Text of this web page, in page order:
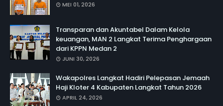
MEI 01, 2026
Transparan dan Akuntabel Dalam Kelola
keuangan, MAN 2 Langkat Terima Penghargaan
dari KPPN Medan 2
JUNI 30, 2026
Wakapolres Langkat Hadiri Pelepasan Jemaah
Haji Kloter 4 Kabupaten Langkat Tahun 2026
APRIL 24, 2026